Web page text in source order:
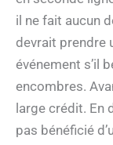
il ne fait aucun
devrait prendre
événement s’il
encombres.
large crédit. En
pas bénéficié